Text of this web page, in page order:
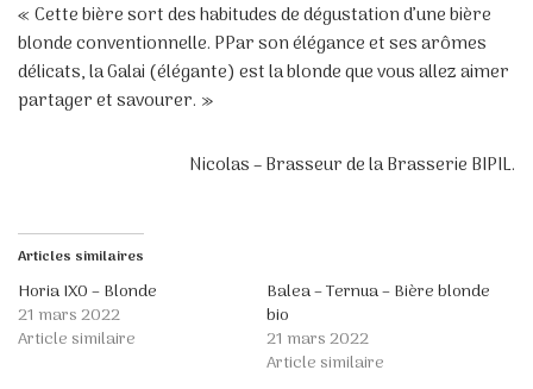
« Cette bière sort des habitudes de dégustation d’une bière
blonde conventionnelle. PPar son élégance et ses arômes
délicats, la Galai (élégante) est la blonde que vous allez aimer
partager et savourer. »
Nicolas – Brasseur de la Brasserie BIPIL.
Articles similaires
Horia IXO – Blonde
21 mars 2022
Article similaire
Balea – Ternua – Bière blonde
bio
21 mars 2022
Article similaire